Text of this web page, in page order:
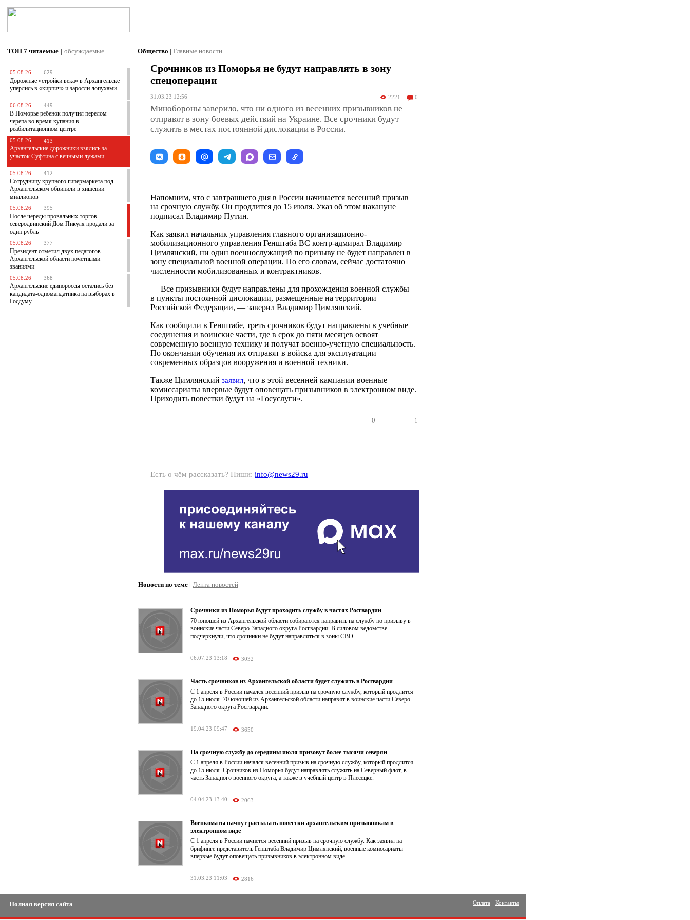
ТОП 7 читаемые | обсуждаемые
05.08.26 629
Дорожные «стройки века» в Архангельске
уперлись в «кирпич» и заросли лопухами
06.08.26 449
В Поморье ребенок получил перелом
черепа во время купания в
реабилитационном центре
05.08.26 413
Архангельские дорожники взялись за
участок Суфтина с вечными лужами
05.08.26 412
Сотрудницу крупного гипермаркета под
Архангельском обвинили в хищении
миллионов
05.08.26 395
После череды провальных торгов
северодвинский Дом Пикуля продали за
один рубль
05.08.26 377
Президент отметил двух педагогов
Архангельской области почетными
званиями
05.08.26 368
Архангельские единороссы остались без
кандидата-одномандатника на выборах в
Госдуму
Общество | Главные новости
Срочников из Поморья не будут направлять в зону
спецоперации
31.03.23 12:56 2221 0
Минобороны заверило, что ни одного из весенних призывников не
отправят в зону боевых действий на Украине. Все срочники будут
служить в местах постоянной дислокации в России.
Напомним, что с завтрашнего дня в России начинается весенний призыв
на срочную службу. Он продлится до 15 июля. Указ об этом накануне
подписал Владимир Путин.
Как заявил начальник управления главного организационно-
мобилизационного управления Генштаба ВС контр-адмирал Владимир
Цимлянский, ни один военнослужащий по призыву не будет направлен в
зону специальной военной операции. По его словам, сейчас достаточно
численности мобилизованных и контрактников.
— Все призывники будут направлены для прохождения военной службы
в пункты постоянной дислокации, размещенные на территории
Российской Федерации, — заверил Владимир Цимлянский.
Как сообщили в Генштабе, треть срочников будут направлены в учебные
соединения и воинские части, где в срок до пяти месяцев освоят
современную военную технику и получат военно-учетную специальность.
По окончании обучения их отправят в войска для эксплуатации
современных образцов вооружения и военной техники.
Также Цимлянский заявил, что в этой весенней кампании военные
комиссариаты впервые будут оповещать призывников в электронном виде.
Приходить повестки будут на «Госуслуги».
0 1
Есть о чём рассказать? Пиши: info@news29.ru
Новости по теме | Лента новостей
Срочники из Поморья будут проходить службу в частях Росгвардии
70 юношей из Архангельской области собираются направить на службу по призыву в
воинские части Северо-Западного округа Росгвардии. В силовом ведомстве
подчеркнули, что срочники не будут направляться в зоны СВО.
06.07.23 13:18 3032
Часть срочников из Архангельской области будет служить в Росгвардии
С 1 апреля в России начался весенний призыв на срочную службу, который продлится
до 15 июля. 70 юношей из Архангельской области направят в воинские части Северо-
Западного округа Росгвардии.
19.04.23 09:47 3650
На срочную службу до середины июля призовут более тысячи северян
С 1 апреля в России начался весенний призыв на срочную службу, который продлится
до 15 июля. Срочников из Поморья будут направлять служить на Северный флот, в
часть Западного военного округа, а также в учебный центр в Плесецке.
04.04.23 13:40 2063
Военкоматы начнут рассылать повестки архангельским призывникам в
электронном виде
С 1 апреля в России начнется весенний призыв на срочную службу. Как заявил на
брифинге представитель Генштаба Владимир Цимлянский, военные комиссариаты
впервые будут оповещать призывников в электронном виде.
31.03.23 11:03 2816
Полная версия сайта Оплата Контакты